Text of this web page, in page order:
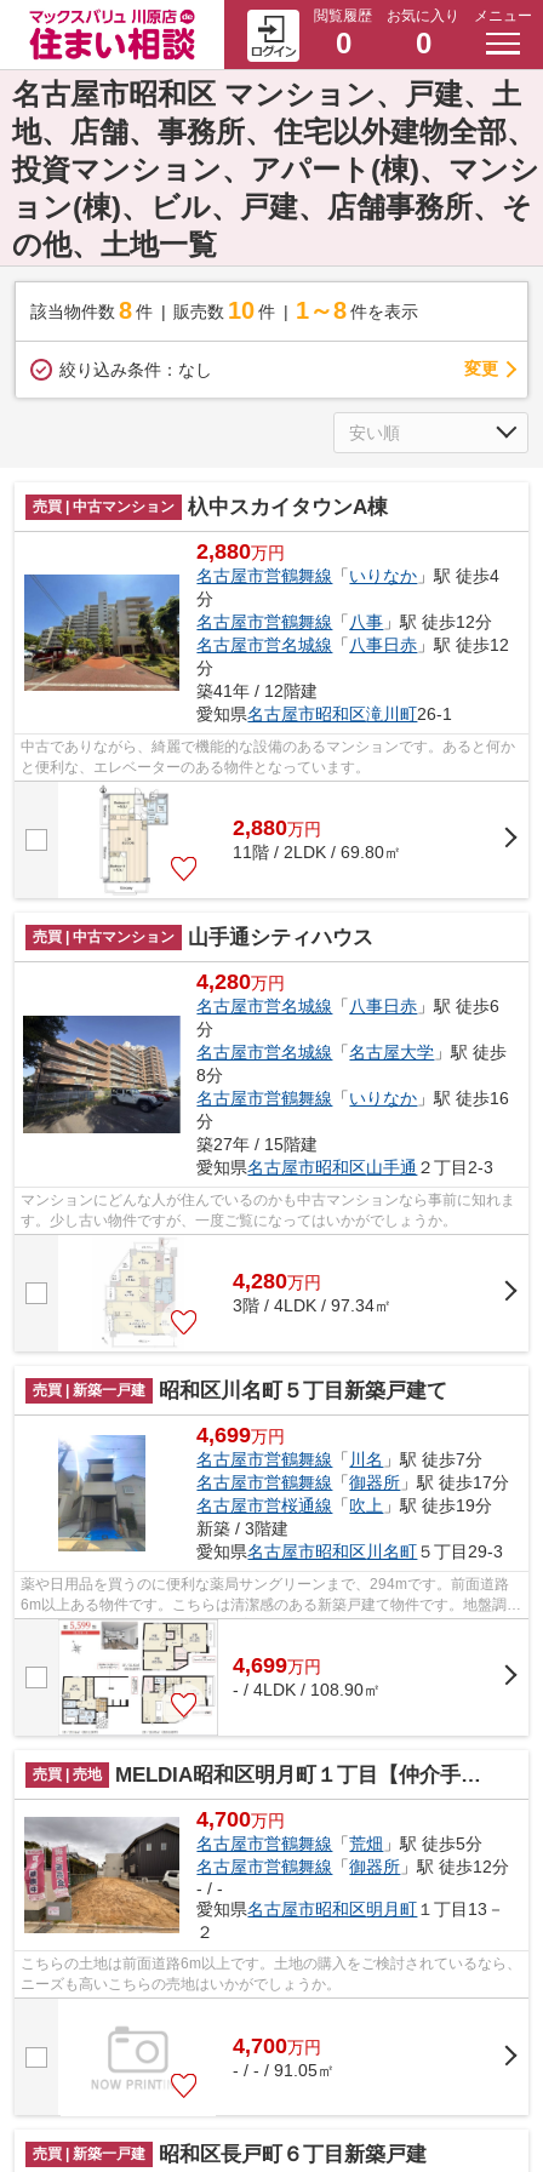
閲覧履歴
0
お気に入り
0
メニュー
名古屋市昭和区 マンション、戸建、土
地、店舗、事務所、住宅以外建物全部、
投資マンション、アパート(棟)、マンシ
ョン(棟)、ビル、戸建、店舗事務所、そ
の他、土地一覧
該当物件数 8件 販売数 10 件 1～8 件を表示
絞り込み条件： なし 変更
売買 | 中古マンション 杁中スカイタウンA棟
2,880万円
名古屋市営鶴舞線 「いりなか 」駅 徒歩4
分
名古屋市営鶴舞線 「 八事 」駅 徒歩12分
名古屋市営名城線 「 八事日赤 」駅 徒歩12
分
築41年 / 12階建
愛知県名古屋市昭和区滝川町26-1
中古でありながら、綺麗で機能的な設備のあるマンションです。あると何か
と便利な、エレベーターのある物件となっています。
2,880万円
11階 / 2LDK / 69.80㎡
売買 | 中古マンション 山手通シティハウス
4,280万円
名古屋市営名城線 「 八事日赤 」駅 徒歩6
分
名古屋市営名城線 「名古屋大学 」駅 徒歩
8分
名古屋市営鶴舞線 「いりなか 」駅 徒歩16
分
築27年 / 15階建
愛知県名古屋市昭和区山手通 ２丁目2-3
マンションにどんな人が住んでいるのかも中古マンションなら事前に知れま
す。少し古い物件ですが、一度ご覧になってはいかがでしょうか。
4,280万円
3階 / 4LDK / 97.34㎡
売買 | 新築一戸建 昭和区川名町５丁目新築戸建て
4,699万円
名古屋市営鶴舞線 「 川名 」駅 徒歩7分
名古屋市営鶴舞線 「御器所 」駅 徒歩17分
名古屋市営桜通線 「吹上 」駅 徒歩19分
新築 / 3階建
愛知県名古屋市昭和区川名町５丁目29-3
薬や日用品を買うのに便利な薬局サングリーンまで、294mです。前面道路
6m以上ある物件です。こちらは清潔感のある新築戸建て物件です。地盤調査
済みなので、防災面での安心感が増します。
4,699万円
- / 4LDK / 108.90㎡
売買 | 売地 MELDIA昭和区明月町１丁目【仲介手数料無料 御器所小 桜山中】
4,700万円
名古屋市営鶴舞線 「荒畑 」駅 徒歩5分
名古屋市営鶴舞線 「御器所 」駅 徒歩12分
- / -
愛知県名古屋市昭和区明月町 １丁目13－
２
こちらの土地は前面道路6m以上です。土地の購入をご検討されているなら、
ニーズも高いこちらの売地はいかがでしょうか。
4,700万円
- / - / 91.05㎡
売買 | 新築一戸建 昭和区長戸町６丁目新築戸建